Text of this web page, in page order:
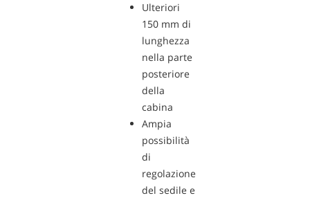
Ulteriori
150 mm di
lunghezza
nella parte
posteriore
della
cabina
Ampia
possibilità
di
regolazione
del sedile e